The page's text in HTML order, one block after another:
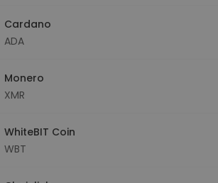
Cardano
ADA
Monero
XMR
WhiteBIT Coin
WBT